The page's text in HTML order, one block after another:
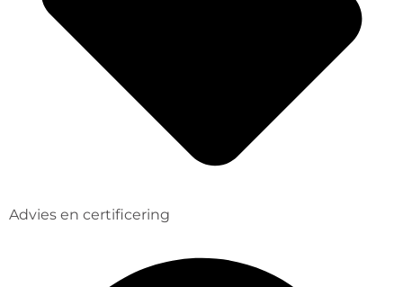
Advies en certificering